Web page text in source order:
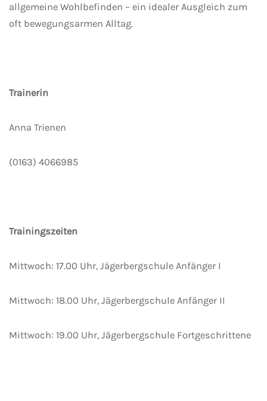
allgemeine Wohlbefinden – ein idealer Ausgleich zum
oft bewegungsarmen Alltag.
Trainerin
Anna Trienen
(0163) 4066985
Trainingszeiten
Mittwoch: 17.00 Uhr, Jägerbergschule Anfänger I
Mittwoch: 18.00 Uhr, Jägerbergschule Anfänger II
Mittwoch: 19.00 Uhr, Jägerbergschule Fortgeschrittene